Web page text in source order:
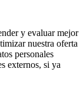
y evaluar mejor
nuestra oferta
personales
externos, si ya